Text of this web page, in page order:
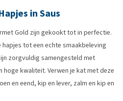
in Saus
Gold zijn gekookt tot in perfectie.
tot een echte smaakbeleving
zorgvuldig samengesteld met
kwaliteit. Verwen je kat met deze
en eend, kip en lever, zalm en kip en